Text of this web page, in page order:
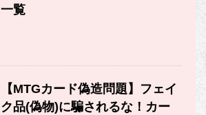
一覧
【MTGカード偽造問題】フェイ
ク品(偽物)に騙されるな！カー